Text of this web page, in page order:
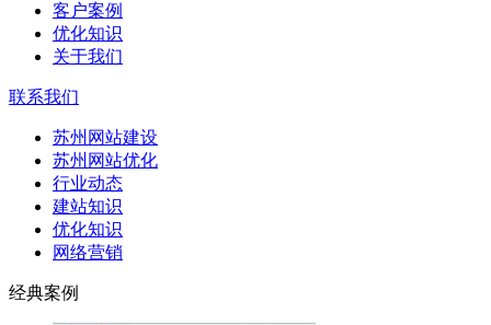
客户案例
优化知识
关于我们
联系我们
苏州网站建设
苏州网站优化
行业动态
建站知识
优化知识
网络营销
经典案例